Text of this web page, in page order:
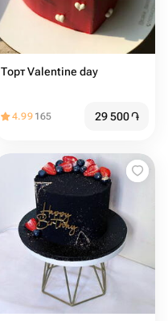
Торт Valentine day
4.99 165 29 500֏